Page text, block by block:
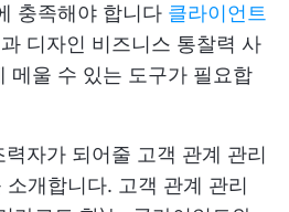
충족해야 합니다 클라이언트
디자인 비즈니스 통찰력 사
메울 수 있는 도구가 필요합
자가 되어줄 고객 관계 관리
개합니다. 고객 관계 관리